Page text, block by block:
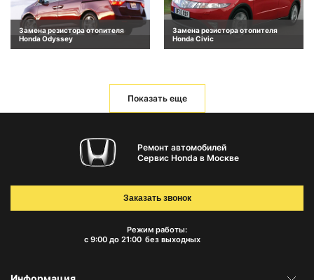
Замена резистора отопителя
Honda Odyssey
Замена резистора отопителя
Honda Civic
Показать еще
Ремонт автомобилей
Сервис Honda в Москве
Режим работы:
с 9:00 до 21:00 без выходных
Заказать звонок